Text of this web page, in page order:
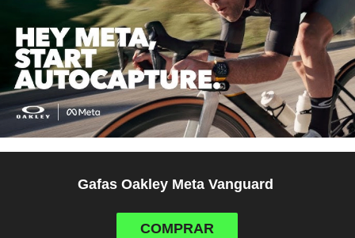
Gafas Oakley Meta Vanguard
COMPRAR